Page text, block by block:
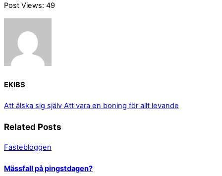
Post Views: 49
EKiBS
Att älska sig själv Att vara en boning för allt levande
Related Posts
Fastebloggen
Mässfall på pingstdagen?